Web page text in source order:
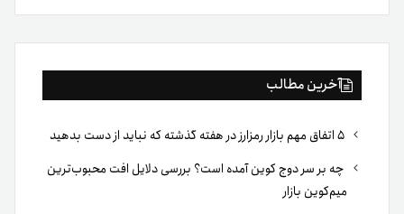
بوک
آخرین مطالب
چه بر سر دوج کوین آمده است؟ بررسی دلایل افت محبوب‌ترین
میم‌کوین بازار